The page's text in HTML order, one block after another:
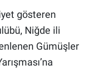
gösteren
Niğde ili
Gümüşler